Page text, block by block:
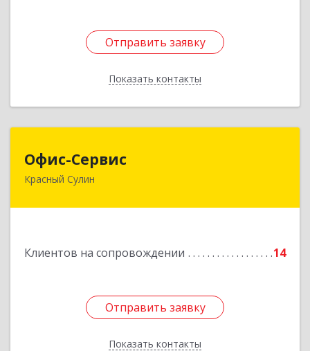
Отправить заявку
Показать контакты
Отправить заявку
Назад
Офис-Сервис
Красный Сулин
Клиентов на сопровождении 14
Отправить заявку
Показать контакты
346350, Ростовская обл, р-н Красносулинский,
Отправить заявку
Назад